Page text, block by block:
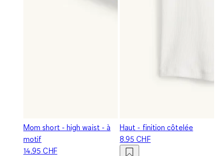
Mom short - high waist - à
motif
14.95 CHF
Haut - finition côtelée
8.95 CHF